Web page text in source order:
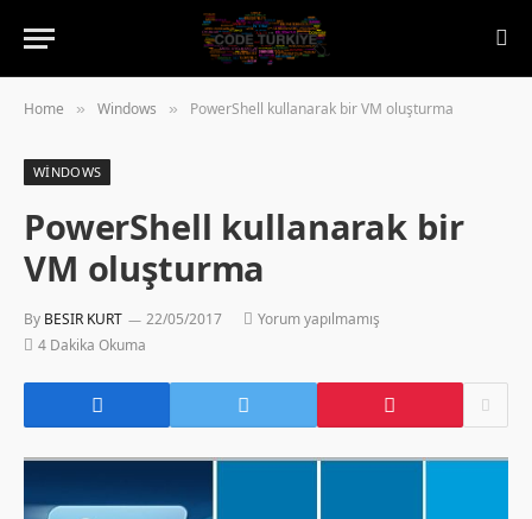
Home » Windows » PowerShell kullanarak bir VM oluşturma
WINDOWS
PowerShell kullanarak bir
VM oluşturma
By BESIR KURT 22/05/2017
Yorum yapılmamış
4 Dakika Okuma